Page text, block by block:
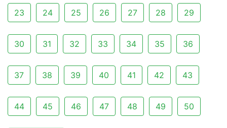
23 24 25 26 27 28 29
30 31 32 33 34 35 36
37 38 39 40 41 42 43
44 45 46 47 48 49 50